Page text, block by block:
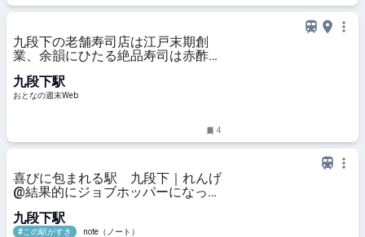
九段下の老舗寿司店は江戸末期創
業、余韻にひたる絶品寿司は赤酢の
九段下駅
おとなの週末Web
4
喜びに包まれる駅 九段下｜れんげ
@結果的にジョブホッパーになった
九段下駅
#この駅がすき note（ノート）